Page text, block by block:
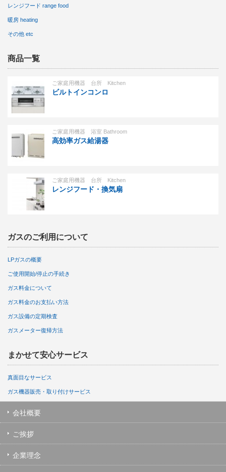
レンジフード range food
暖房 heating
その他 etc
商品一覧
ご家庭用機器 台所 Kitchen
ビルトインコンロ
ご家庭用機器 浴室 Bathroom
高効率ガス給湯器
ご家庭用機器 台所 Kitchen
レンジフード・換気扇
ガスのご利用について
LPガスの概要
ご使用開始/停止の手続き
ガス料金について
ガス料金のお支払い方法
ガス設備の定期検査
ガスメーター復帰方法
まかせて安心サービス
真面目なサービス
ガス機器販売・取り付けサービス
会社概要
ご挨拶
企業理念